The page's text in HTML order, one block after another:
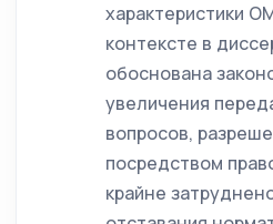
характеристики
контексте в
обоснована
увеличения
вопросов,
посредством
крайне